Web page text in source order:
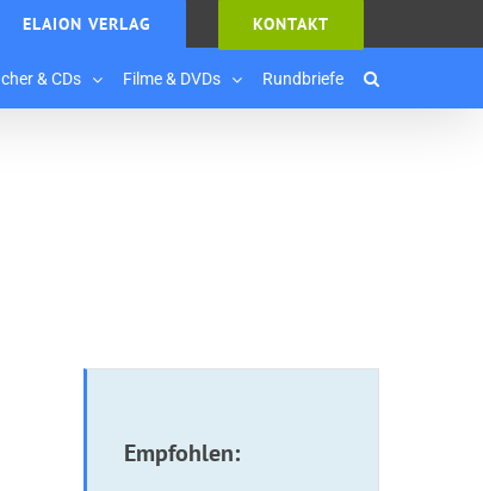
ELAION VERLAG KONTAKT
& CDs Filme & DVDs Rundbriefe
Empfohlen: